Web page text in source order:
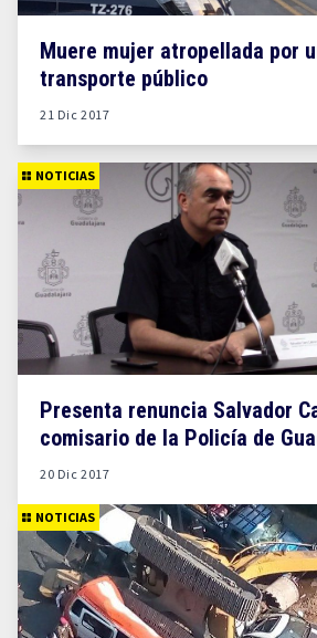
Muere mujer atropellada por
transporte público
21 Dic 2017
NOTICIAS
Presenta renuncia Salvador
comisario de la Policía de
20 Dic 2017
NOTICIAS